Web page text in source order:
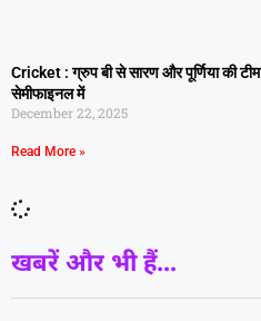
Cricket : ग्रुप बी से सारण और पूर्णिया की टीम
सेमीफाइनल में
December 22, 2025
Read More »
खबरें और भी हैं...